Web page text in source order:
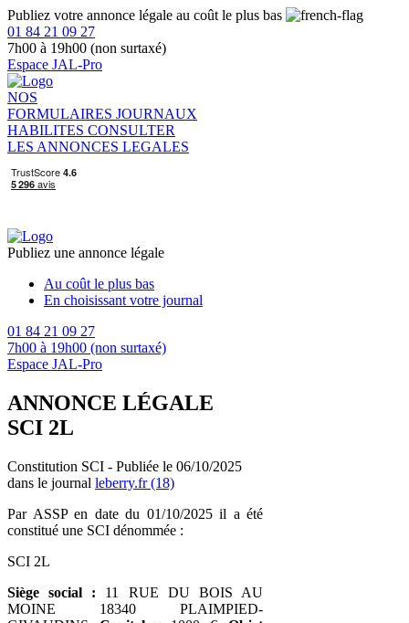
Publiez votre annonce légale au coût le plus bas
01 84 21 09 27
7h00 à 19h00 (non surtaxé)
Espace JAL-Pro
NOS
FORMULAIRES JOURNAUX
HABILITES CONSULTER
LES ANNONCES LEGALES
Publiez une annonce légale
Au coût le plus bas
En choisissant votre journal
01 84 21 09 27
7h00 à 19h00 (non surtaxé)
Espace JAL-Pro
ANNONCE LÉGALE
SCI 2L
Constitution SCI - Publiée le 06/10/2025
dans le journal leberry.fr (18)
Par ASSP en date du 01/10/2025 il a été
constitué une SCI dénommée :
SCI 2L
Siège social : 11 RUE DU BOIS AU
MOINE 18340 PLAIMPIED-